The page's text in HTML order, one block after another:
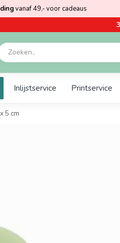
vanaf 49,- voor cadeaus
Inlijstservice Printservice
5 cm